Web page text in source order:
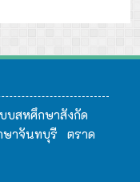
บสหศึกษาสังกัด
ษาจันทบุรี ตราด